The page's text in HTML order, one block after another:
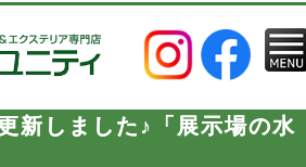
新しました♪「展示場の水